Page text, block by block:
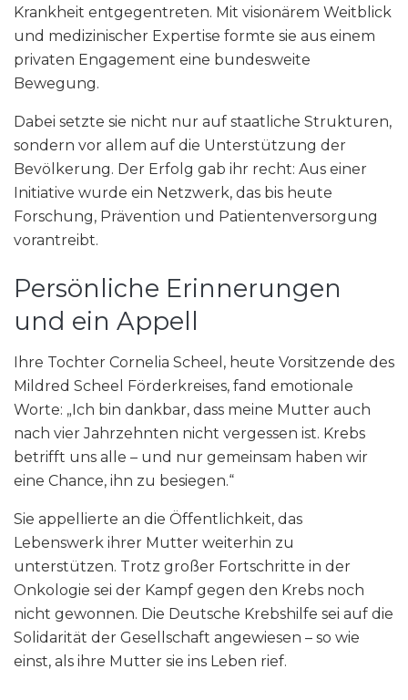
Krankheit entgegentreten. Mit visionärem Weitblick
und medizinischer Expertise formte sie aus einem
privaten Engagement eine bundesweite
Bewegung.
Dabei setzte sie nicht nur auf staatliche Strukturen,
sondern vor allem auf die Unterstützung der
Bevölkerung. Der Erfolg gab ihr recht: Aus einer
Initiative wurde ein Netzwerk, das bis heute
Forschung, Prävention und Patientenversorgung
vorantreibt.
Persönliche Erinnerungen
und ein Appell
Ihre Tochter Cornelia Scheel, heute Vorsitzende des
Mildred Scheel Förderkreises, fand emotionale
Worte: „Ich bin dankbar, dass meine Mutter auch
nach vier Jahrzehnten nicht vergessen ist. Krebs
betrifft uns alle – und nur gemeinsam haben wir
eine Chance, ihn zu besiegen.“
Sie appellierte an die Öffentlichkeit, das
Lebenswerk ihrer Mutter weiterhin zu
unterstützen. Trotz großer Fortschritte in der
Onkologie sei der Kampf gegen den Krebs noch
nicht gewonnen. Die Deutsche Krebshilfe sei auf die
Solidarität der Gesellschaft angewiesen – so wie
einst, als ihre Mutter sie ins Leben rief.